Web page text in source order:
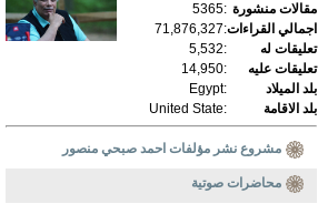
مقالات منشورة :
5365
اجمالي القراءات:
71,876,327
تعليقات له
:
5,532
تعليقات عليه
:
14,950
بلد الميلاد
:
Egypt
بلد الاقامة
:
United State
مشروع نشر مؤلفات احمد صبحي منصور
محاضرات صوتية